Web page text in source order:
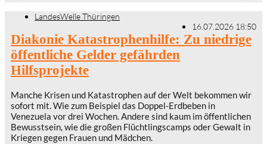
LandesWelle Thüringen
16.07.2026 18:50
Diakonie Katastrophenhilfe: Zu niedrige
öffentliche Gelder gefährden
Hilfsprojekte
Manche Krisen und Katastrophen auf der Welt bekommen wir
sofort mit. Wie zum Beispiel das Doppel-Erdbeben in
Venezuela vor drei Wochen. Andere sind kaum im öffentlichen
Bewusstsein, wie die großen Flüchtlingscamps oder Gewalt in
Kriegen gegen Frauen und Mädchen.